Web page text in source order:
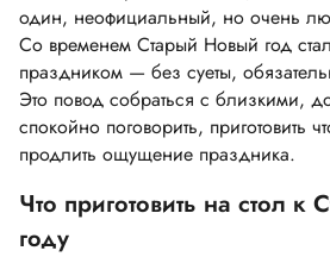
один, неофициальный, но очень
Со временем Старый Новый год
праздником — без суеты,
Это повод собраться с близкими,
спокойно поговорить, приготовить
продлить ощущение праздника.
Что приготовить на стол к
году